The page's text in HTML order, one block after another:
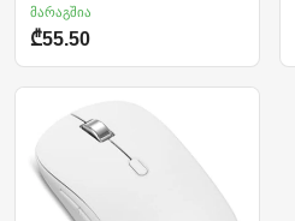
მარაგშია
₾55.50